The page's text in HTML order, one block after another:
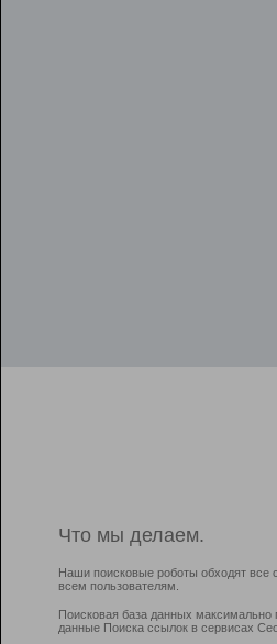
Что мы делаем.
Наши поисковые роботы обходят все
всем пользователям.
Поисковая база данных
данные Поиска ссылок в сервисах